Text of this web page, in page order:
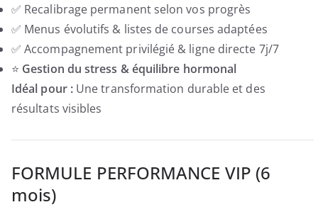
✅ Recalibrage permanent selon vos progrès
✅ Menus évolutifs & listes de courses adaptées
✅ Accompagnement privilégié & ligne directe 7j/7
⭐ Gestion du stress & équilibre hormonal
Idéal pour :Une transformation durable et des
résultats visibles
FORMULE PERFORMANCE VIP (6
mois)